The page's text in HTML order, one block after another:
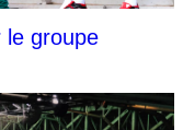
le groupe